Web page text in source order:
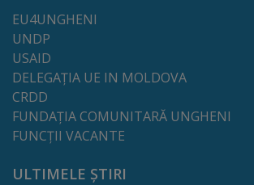
Calitate
și
integritate
Servicii
Plăți
EU4UNGHENI
UNDP
USAID
DELEGAȚIA UE IN MOLDOVA
CRDD
FUNDAȚIA COMUNITARĂ UNGHENI
FUNCȚII VACANTE
ULTIMELE ȘTIRI